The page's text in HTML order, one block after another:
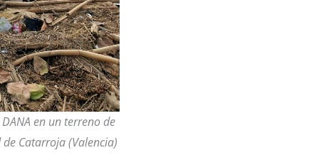
en un terreno de
Catarroja (Valencia)